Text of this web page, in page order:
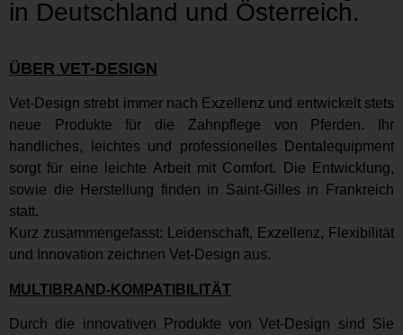
in Deutschland und Österreich.
ÜBER VET-DESIGN
Vet-Design strebt immer nach Exzellenz und entwickelt stets
neue Produkte für die Zahnpflege von Pferden. Ihr
handliches, leichtes und professionelles Dentalequipment
sorgt für eine leichte Arbeit mit Comfort. Die Entwicklung,
sowie die Herstellung finden in Saint-Gilles in Frankreich
statt.
Kurz zusammengefasst: Leidenschaft, Exzellenz, Flexibilität
und Innovation zeichnen Vet-Design aus.
MULTIBRAND-KOMPATIBILITÄT
Durch die innovativen Produkte von Vet-Design sind Sie